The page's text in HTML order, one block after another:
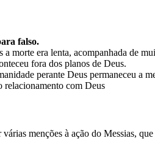
falso.
morte era lenta, acompanhada de
fora dos planos de Deus.
perante Deus permaneceu a
relacionamento com Deus
menções à ação do Messias,